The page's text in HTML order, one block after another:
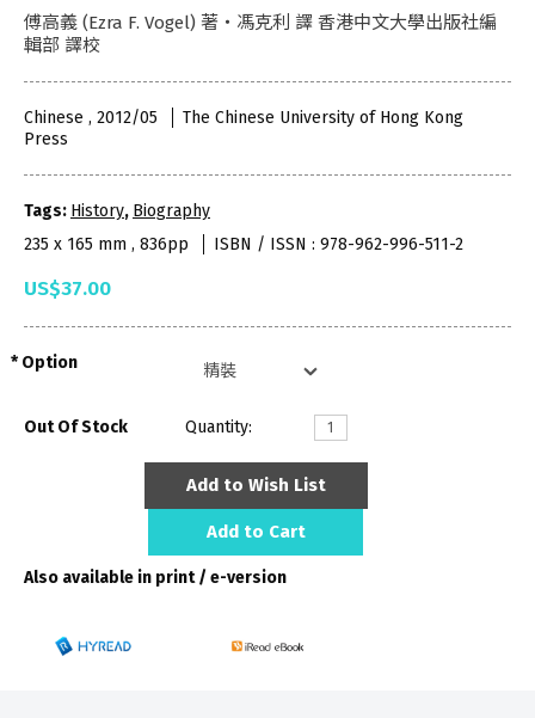
傅高義 (Ezra F. Vogel) 著‧馮克利 譯 香港中文大學出版社編
輯部 譯校
Chinese , 2012/05
The Chinese University of Hong Kong
Press
Tags: History, Biography
235 x 165 mm , 836pp
ISBN / ISSN : 978-962-996-511-2
US$37.00
Option
Out Of Stock Quantity:
Add to Wish List
Add to Cart
Also available in print / e-version